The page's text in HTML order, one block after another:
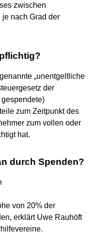
zwischen
nach Grad der
„unentgeltliche
der
gespendete)
zum Zeitpunkt des
zum vollen oder
hat.
durch Spenden?
von 20% der
erklärt Uwe Rauhöft